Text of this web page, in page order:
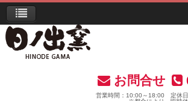
お問合せ
営業時間：10:00～18:00 定休日